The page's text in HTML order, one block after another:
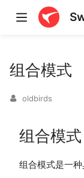
组合模式
oldbirds
组合模式
组合模式是一种